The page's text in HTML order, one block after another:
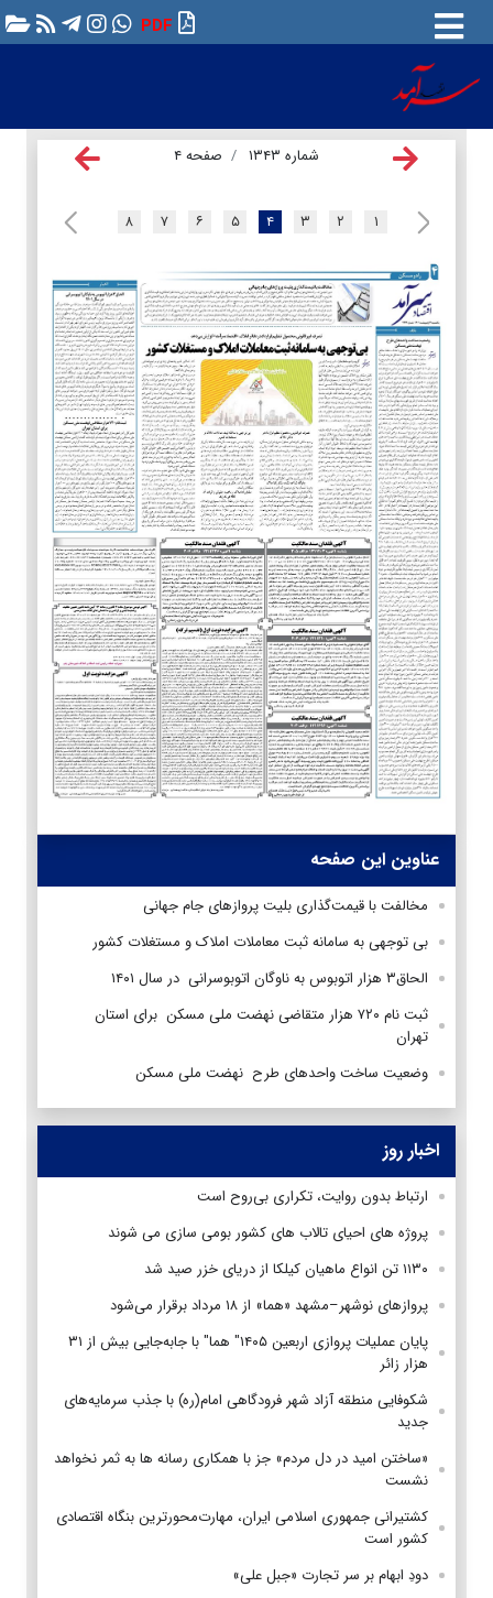
PDF
شماره ۱۳۴۳ صفحه ۴
۱ ۲ ۳ ۴ ۵ ۶ ۷ ۸
عناوین این صفحه
مخالفت با قیمت‌گذاری بلیت پروازهای جام جهانی
بی توجهی به سامانه ثبت معاملات املاک و مستغلات کشور
الحاق۳ هزار اتوبوس به ناوگان اتوبوسرانی در سال ۱۴۰۱
ثبت نام ۷۲۰ هزار متقاضی نهضت ملی مسکن برای استان
تهران
وضعیت ساخت واحدهای طرح نهضت ملی مسکن
اخبار روز
ارتباط بدون روایت، تکراری بی‌روح است
پروژه های احیای تالاب های کشور بومی سازی می شوند
۱۱۳۰ تن انواع ماهیان کیلکا از دریای خزر صید شد
پروازهای نوشهر–مشهد «هما» از ۱۸ مرداد برقرار می‌شود
پایان عملیات پروازی اربعین ۱۴۰۵" هما" با جابه‌جایی بیش از ۳۱
هزار زائر
شکوفایی منطقه آزاد شهر فرودگاهی امام(ره) با جذب سرمایه‌های
جدید
«ساختن امید در دل مردم» جز با همکاری رسانه ها به ثمر نخواهد
نشست
کشتیرانی جمهوری اسلامی ایران، مهارت‌محورترین بنگاه اقتصادی
کشور است
دودِ ابهام بر سر تجارت «جبل علی»